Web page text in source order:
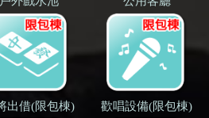
出借(限包棟) 歡唱設備(限包棟)